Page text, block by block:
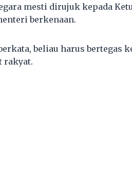
mesti dirujuk kepada
berkenaan.
beliau harus bertegas
rakyat.